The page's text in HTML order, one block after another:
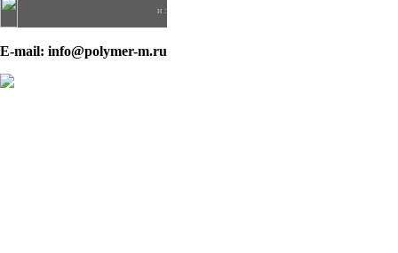
и :
E-mail: info@polymer-m.ru